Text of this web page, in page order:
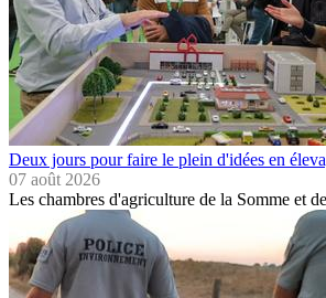
Deux jours pour faire le plein d'idées en
07 août 2026
Les chambres d'agriculture de la Somme et